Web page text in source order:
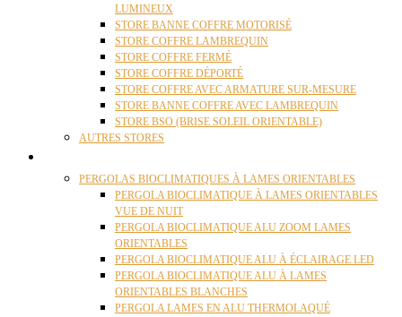
LUMINEUX
STORE BANNE COFFRE MOTORISÉ
STORE COFFRE LAMBREQUIN
STORE COFFRE FERMÉ
STORE COFFRE DÉPORTÉ
STORE COFFRE AVEC ARMATURE SUR-MESURE
STORE BANNE COFFRE AVEC LAMBREQUIN
STORE BSO (BRISE SOLEIL ORIENTABLE)
AUTRES STORES
PERGOLAS BIOCLIMATIQUES À LAMES ORIENTABLES
PERGOLA BIOCLIMATIQUE À LAMES ORIENTABLES
VUE DE NUIT
PERGOLA BIOCLIMATIQUE ALU ZOOM LAMES
ORIENTABLES
PERGOLA BIOCLIMATIQUE ALU À ÉCLAIRAGE LED
PERGOLA BIOCLIMATIQUE ALU À LAMES
ORIENTABLES BLANCHES
PERGOLA LAMES EN ALU THERMOLAQUÉ